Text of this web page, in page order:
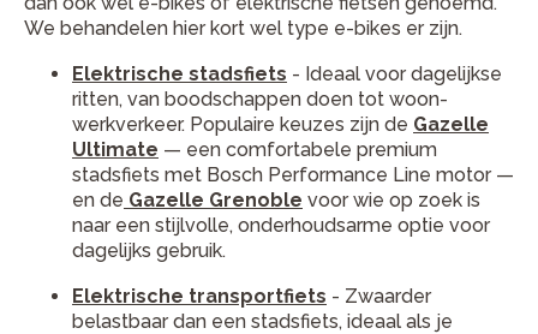
We behandelen hier kort wel type e-bikes er zijn.
Elektrische stadsfiets - Ideaal voor dagelijkse
ritten, van boodschappen doen tot woon-
werkverkeer. Populaire keuzes zijn de Gazelle
Ultimate — een comfortabele premium
stadsfiets met Bosch Performance Line motor —
en de Gazelle Grenoble voor wie op zoek is
naar een stijlvolle, onderhoudsarme optie voor
dagelijks gebruik.
Elektrische transportfiets - Zwaarder
belastbaar dan een stadsfiets, ideaal als je